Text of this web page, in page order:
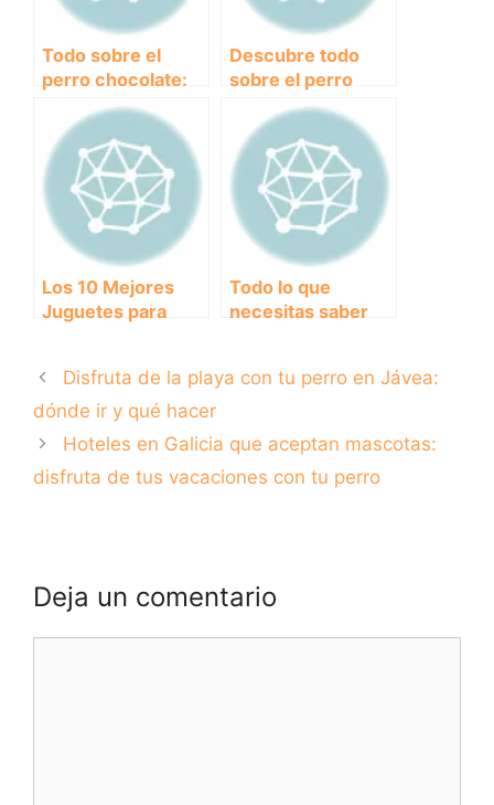
Todo sobre el
perro chocolate:
características,
cuidados y
curiosidades
Descubre todo
sobre el perro
características,
cuidados y
curiosidades.
Los 10 Mejores
Juguetes para
Límites!
Todo lo que
necesitas saber
cuidados y
Disfruta de la playa con tu perro en Jávea:
dónde ir y qué hacer
Hoteles en Galicia que aceptan mascotas:
disfruta de tus vacaciones con tu perro
Deja un comentario